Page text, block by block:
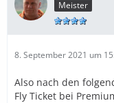
Meister
8. September 2021 um
Also nach den
Fly Ticket bei